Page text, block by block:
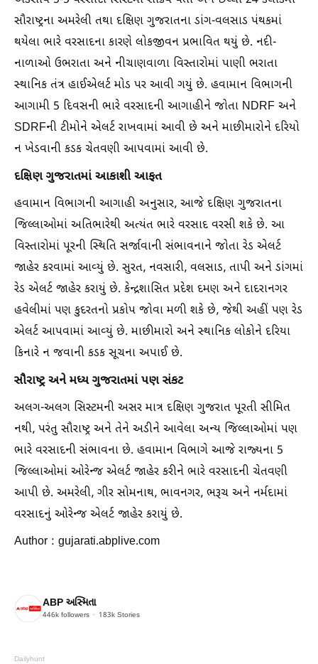
સૌરાષ્ટ્રના અમરેલી તથા દક્ષિણ ગુજરાતના ડાંગ-વલસાડ પંથકમાં
થયેલા ભારે વરસાદના કારણે લોકજીવન પ્રભાવિત થયું છે. નદી-
નાળાઓ ઉભરાતા અને નીચાણવાળા વિસ્તારોમાં પાણી ભરાતા
સ્થાનિક તંત્ર હાઈએલર્ટ મોડ પર આવી ગયું છે. હવામાન વિભાગની
આગામી 5 દિવસની ભારે વરસાદની આગાહીને જોતા NDRF અને
SDRFની ટીમોને એલર્ટ રાખવામાં આવી છે અને માછીમારોને દરિયો
ન ખેડવાની કડક ચેતવણી આપવામાં આવી છે.
દક્ષિણ ગુજરાતમાં આકાશી આફત
હવામાન વિભાગની આગાહી અનુસાર, આજે દક્ષિણ ગુજરાતના
જિલ્લાઓમાં અતિભારેથી અત્યંત ભારે વરસાદ વરસી શકે છે. આ
વિસ્તારોમાં પૂરની સ્થિતિ સર્જાવાની સંભાવનાને જોતા રેડ એલર્ટ
જાહેર કરવામાં આવ્યું છે. સુરત, નવસારી, વલસાડ, તાપી અને ડાંગમાં
રેડ એલર્ટ જાહેર કરાયું છે. કેન્દ્રશાસિત પ્રદેશ દમણ અને દાદરાનગર
હવેલીમાં પણ કુદરતનો પ્રકોપ જોવા મળી શકે છે, જેથી અહીં પણ રેડ
એલર્ટ આપવામાં આવ્યું છે. માછીમારો અને સ્થાનિક લોકોને દરિયા
કિનારે ન જવાની કડક સૂચના અપાઈ છે.
સૌરાષ્ટ્ર અને મધ્ય ગુજરાતમાં પણ સંકટ
અલગ-અલગ સિસ્ટમની અસર માત્ર દક્ષિણ ગુજરાત પૂરતી સીમિત
નથી, પરંતુ સૌરાષ્ટ્ર અને તેને અડીને આવેલા અન્ય જિલ્લાઓમાં પણ
ભારે વરસાદની સંભાવના છે. હવામાન વિભાગે આજે રાજ્યના 5
જિલ્લાઓમાં ઓરેન્જ એલર્ટ જાહેર કરીને ભારે વરસાદની ચેતવણી
આપી છે. અમરેલી, ગીર સોમનાથ, ભાવનગર, ભરૂચ અને નર્મદામાં
વરસાદનું ઓરેન્જ એલર્ટ જાહેર કરાયું છે.
Author : gujarati.abplive.com
ABP અસ્મિતા
446k followers 183k Stories
Dailyhunt